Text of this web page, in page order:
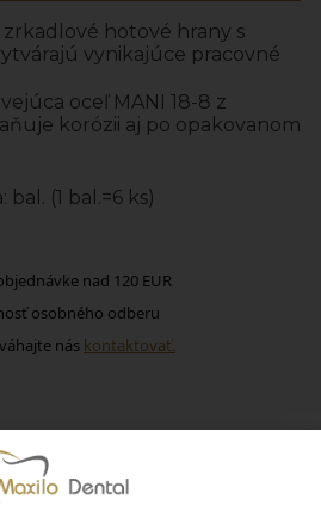
hotové hrany s
vynikajúce pracovné
oceľ MANI 18-8 z
korózii aj po opakovanom
(1 bal.=6 ks)
nad 120 EUR
osobného odberu
nás kontaktovať.